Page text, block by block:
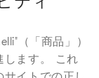
（「商品」）
します。 これ